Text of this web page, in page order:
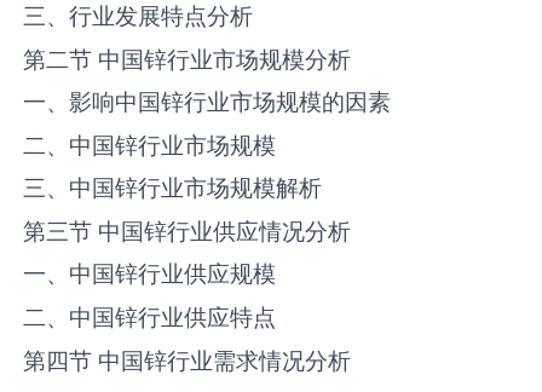
三、行业发展特点分析
第二节 中国‌锌‌行业市场规模分析
一、影响中国‌锌‌行业市场规模的因素
二、中国‌锌‌行业市场规模
三、中国‌锌‌行业市场规模解析
第三节 中国‌锌‌行业供应情况分析
一、中国‌锌‌行业供应规模
二、中国‌锌‌行业供应特点
第四节 中国‌锌‌行业需求情况分析